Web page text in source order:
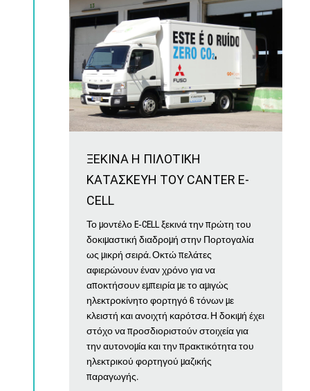
ΞΕΚΙΝΑ Η ΠΙΛΟΤΙΚΗ
ΚΑΤΑΣΚΕΥΗ ΤΟΥ CANTER E-
CELL
Το μοντέλο E-CELL ξεκινά την πρώτη του
δοκιμαστική διαδρομή στην Πορτογαλία
ως μικρή σειρά. Οκτώ πελάτες
αφιερώνουν έναν χρόνο για να
αποκτήσουν εμπειρία με το αμιγώς
ηλεκτροκίνητο φορτηγό 6 τόνων με
κλειστή και ανοιχτή καρότσα. Η δοκιμή έχει
στόχο να προσδιοριστούν στοιχεία για
την αυτονομία και την πρακτικότητα του
ηλεκτρικού φορτηγού μαζικής
παραγωγής.